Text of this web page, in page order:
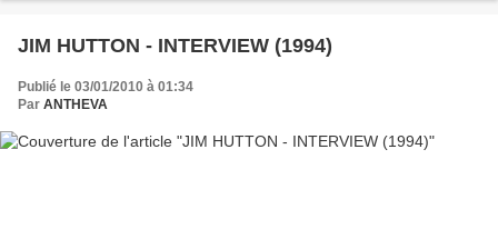
JIM HUTTON - INTERVIEW (1994)
Publié le 03/01/2010 à 01:34
Par ANTHEVA